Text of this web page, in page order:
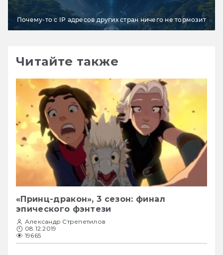
Почему-то с IP адресов других стран ничего не тормозит
Читайте также
«Принц-дракон», 3 сезон: финал
эпического фэнтези
Александр Стрепетилов
08.12.2019
19665